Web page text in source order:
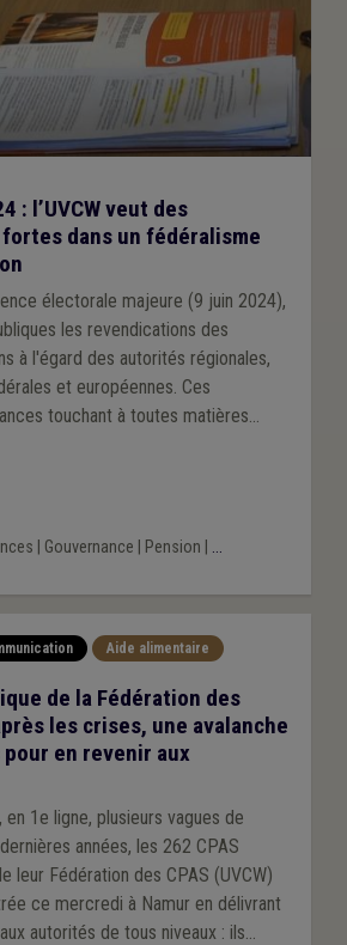
: l’UVCW veut des
dans un fédéralisme
électorale majeure (9 juin 2024),
les revendications des
à l'égard des autorités régionales,
et européennes. Ces
touchant à toutes matières
Gouvernance Pension ...
Aide alimentaire
de la Fédération des
les crises, une avalanche
en revenir aux
1e ligne, plusieurs vagues de
années, les 262 CPAS
leur Fédération des CPAS (UVCW)
ce mercredi à Namur en délivrant
autorités de tous niveaux : ils